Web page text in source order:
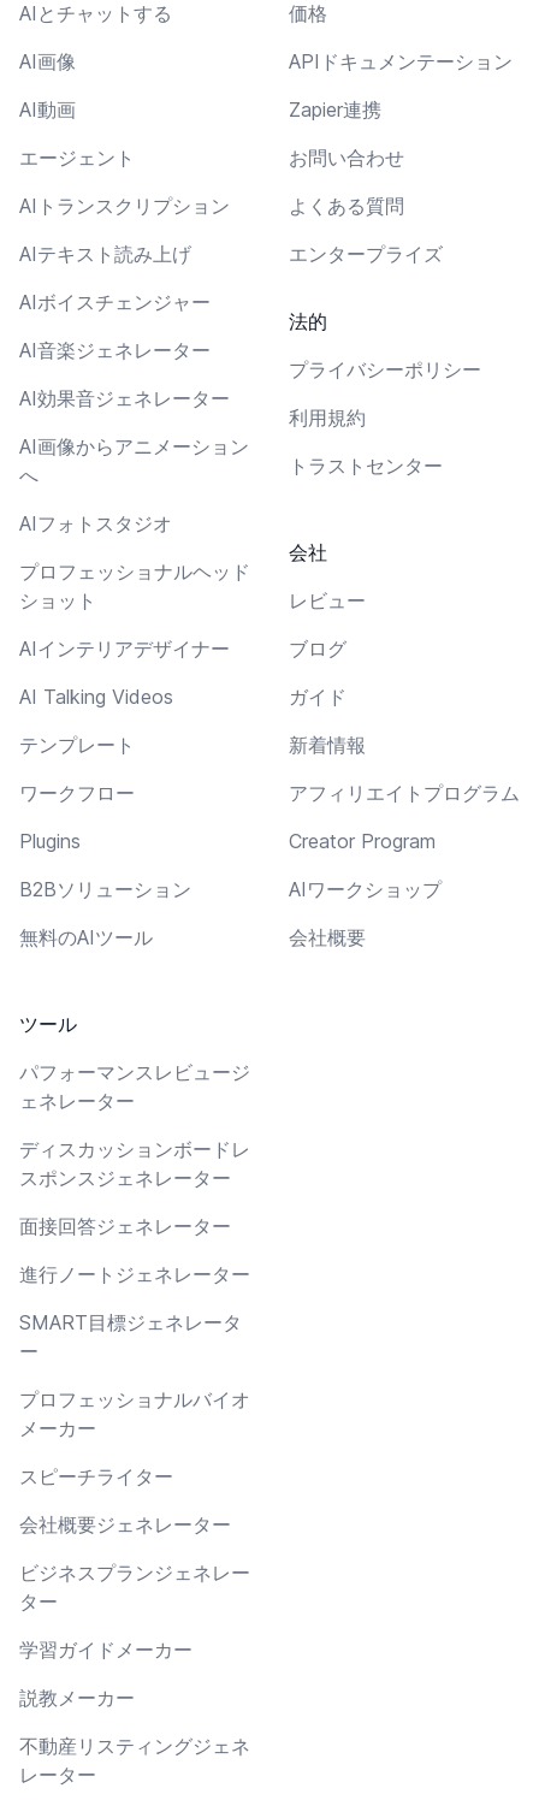
AIとチャットする
AI画像
AI動画
エージェント
AIトランスクリプション
AIテキスト読み上げ
AIボイスチェンジャー
AI音楽ジェネレーター
AI効果音ジェネレーター
AI画像からアニメーション
へ
AIフォトスタジオ
プロフェッショナルヘッド
ショット
AIインテリアデザイナー
AI Talking Videos
テンプレート
ワークフロー
Plugins
B2Bソリューション
無料のAIツール
ツール
パフォーマンスレビュージ
ェネレーター
ディスカッションボードレ
スポンスジェネレーター
面接回答ジェネレーター
進行ノートジェネレーター
SMART目標ジェネレータ
ー
プロフェッショナルバイオ
メーカー
スピーチライター
会社概要ジェネレーター
ビジネスプランジェネレー
ター
学習ガイドメーカー
説教メーカー
不動産リスティングジェネ
レーター
価格
APIドキュメンテーション
Zapier連携
お問い合わせ
よくある質問
エンタープライズ
法的
プライバシーポリシー
利用規約
トラストセンター
会社
レビュー
ブログ
ガイド
新着情報
アフィリエイトプログラム
Creator Program
AIワークショップ
会社概要